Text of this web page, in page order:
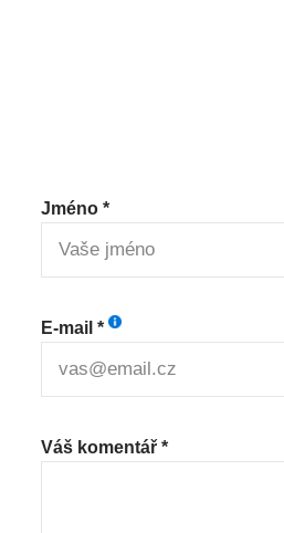
Jméno *
E-mail *
Váš komentář *